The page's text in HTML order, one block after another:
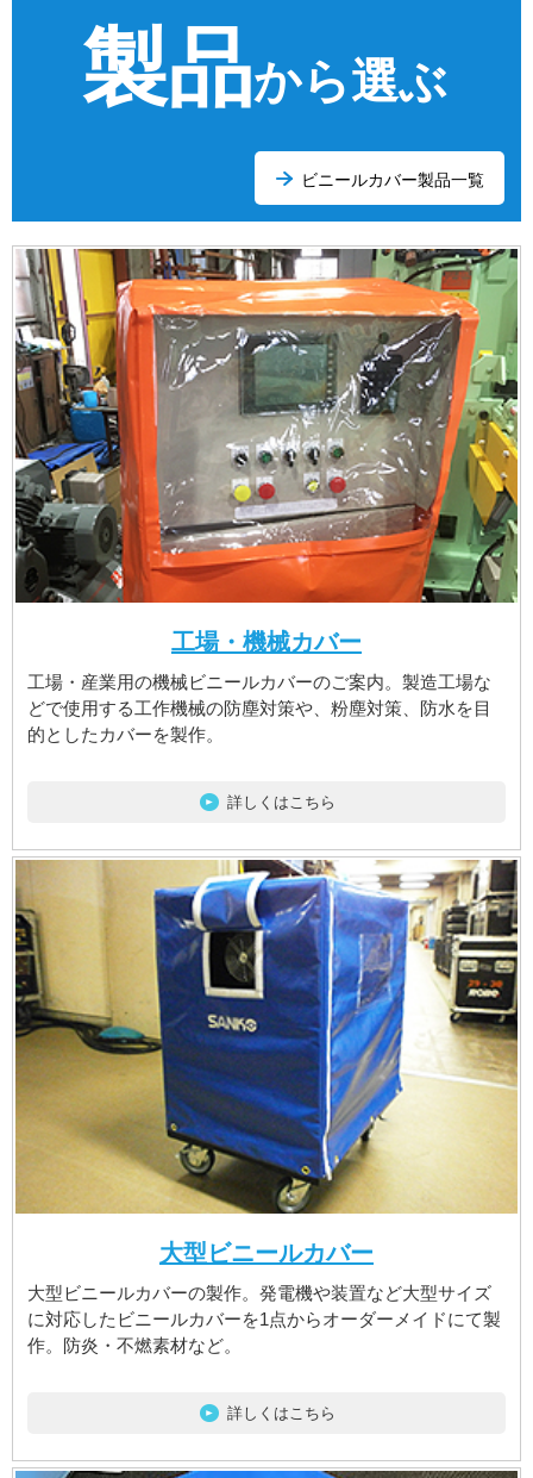
製品から選ぶ
ビニールカバー製品一覧
工場・機械カバー
工場・産業用の機械ビニールカバーのご案内。製造工場な
どで使用する工作機械の防塵対策や、粉塵対策、防水を目
的としたカバーを製作。
詳しくはこちら
大型ビニールカバー
大型ビニールカバーの製作。発電機や装置など大型サイズ
に対応したビニールカバーを1点からオーダーメイドにて製
作。防炎・不燃素材など。
詳しくはこちら